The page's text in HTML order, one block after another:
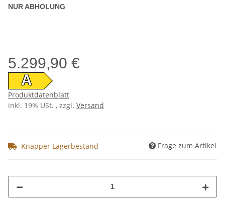
NUR ABHOLUNG
5.299,90 €
A
Produktdatenblatt
inkl. 19% USt. , zzgl. Versand
Knapper Lagerbestand Frage zum Artikel